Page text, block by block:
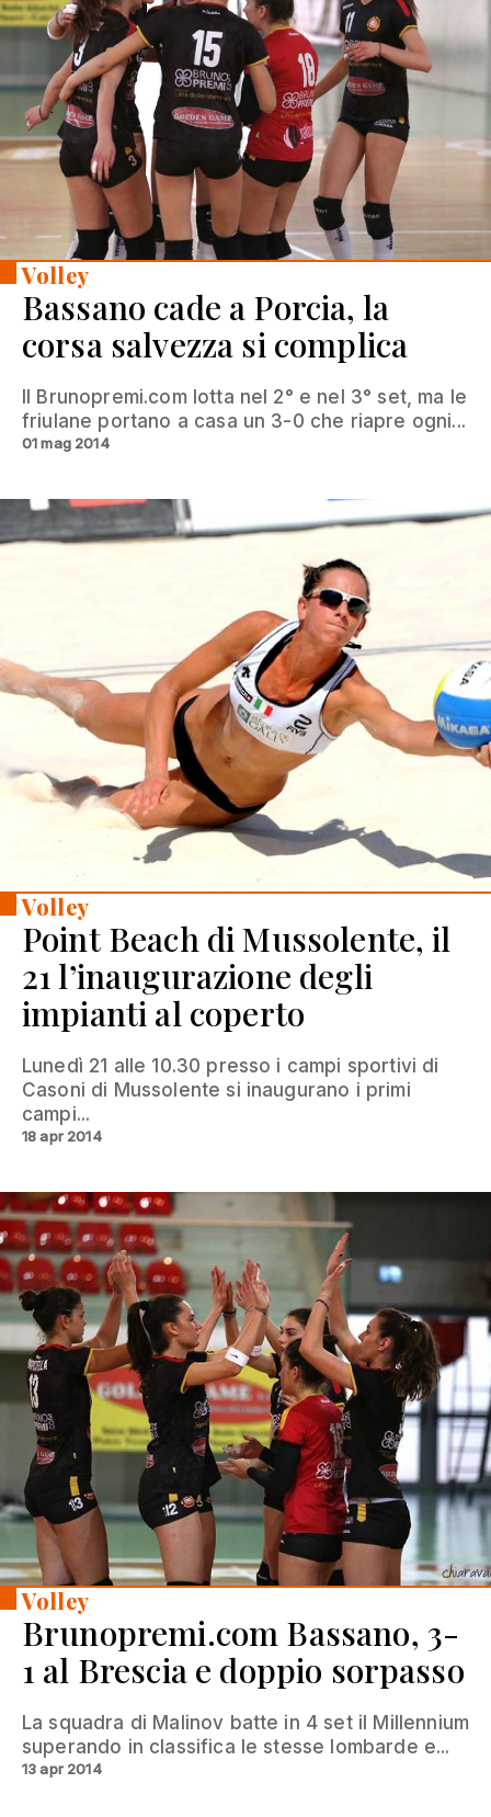
Volley
Bassano cade a Porcia, la
corsa salvezza si complica
Il Brunopremi.com lotta nel 2° e nel 3° set, ma le
friulane portano a casa un 3-0 che riapre ogni...
01 mag 2014
Volley
Point Beach di Mussolente, il
21 l’inaugurazione degli
impianti al coperto
Lunedì 21 alle 10.30 presso i campi sportivi di
Casoni di Mussolente si inaugurano i primi
campi...
18 apr 2014
Volley
Brunopremi.com Bassano, 3-
1 al Brescia e doppio sorpasso
La squadra di Malinov batte in 4 set il Millennium
superando in classifica le stesse lombarde e...
13 apr 2014